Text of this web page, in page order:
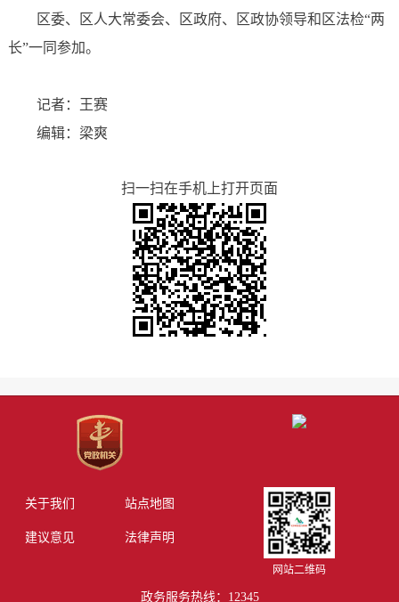
区委、区人大常委会、区政府、区政协领导和区法检“两
长”一同参加。
记者：王赛
编辑：梁爽
扫一扫在手机上打开页面
关于我们 站点地图
建议意见 法律声明
网站二维码
政务服务热线：12345